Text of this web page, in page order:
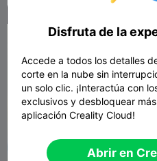
Disfruta de la
Accede a todos los detalles
corte en la nube sin
un solo clic. ¡Interactúa con
exclusivos y desbloquear
aplicación Creality Cloud!
Abrir en